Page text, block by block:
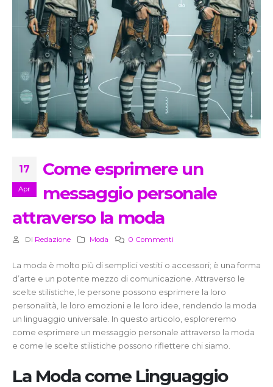
17
Apr
Come esprimere un
messaggio personale
attraverso la moda
Di Redazione Moda 0 Commenti
La moda è molto più di semplici vestiti o accessori; è una forma
d’arte e un potente mezzo di comunicazione. Attraverso le
scelte stilistiche, le persone possono esprimere la loro
personalità, le loro emozioni e le loro idee, rendendo la moda
un linguaggio universale. In questo articolo, esploreremo
come esprimere un messaggio personale attraverso la moda
e come le scelte stilistiche possono riflettere chi siamo.
La Moda come Linguaggio